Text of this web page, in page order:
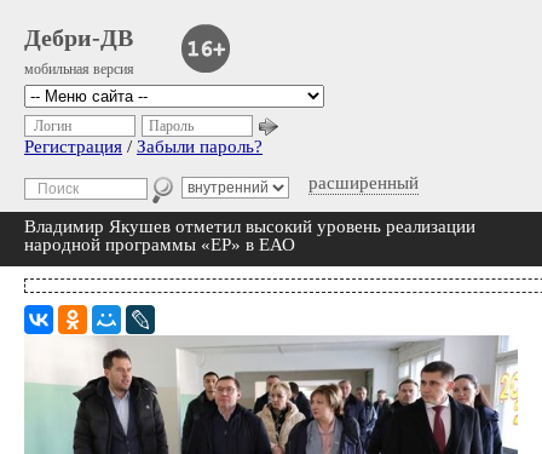
Дебри-ДВ
мобильная версия
расширенный
Логин Пароль
Регистрация / Забыли пароль?
Владимир Якушев отметил высокий уровень реализации
народной программы «ЕР» в ЕАО